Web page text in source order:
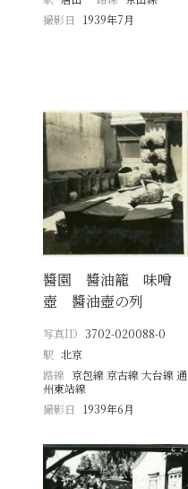
撮影日
1939年7月
醬園 醬油籠 味噌
壺 醬油壺の列
写真ID 3702-020088-0
駅 北京
路線 京包線 京古線 大台線 通
州東站線
撮影日
1939年6月